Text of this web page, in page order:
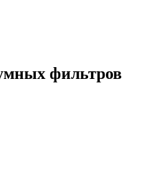
фильтров